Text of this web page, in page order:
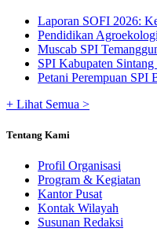
Laporan SOFI 2026:
Pendidikan
Muscab SPI
SPI Kabupaten
Petani Perempuan SPI
+ Lihat Semua >
Tentang Kami
Profil Organisasi
Program & Kegiatan
Kantor Pusat
Kontak Wilayah
Susunan Redaksi